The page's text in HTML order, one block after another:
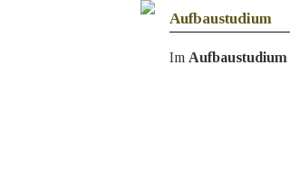
Aufbaustudium
Im Aufbaustudium